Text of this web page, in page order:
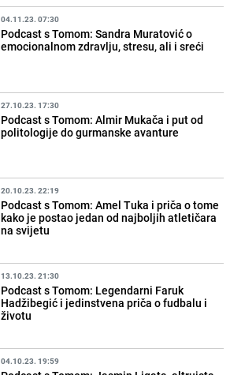
04.11.23. 07:30
Podcast s Tomom: Sandra Muratović o
emocionalnom zdravlju, stresu, ali i sreći
27.10.23. 17:30
Podcast s Tomom: Almir Mukača i put od
politologije do gurmanske avanture
20.10.23. 22:19
Podcast s Tomom: Amel Tuka i priča o tome
kako je postao jedan od najboljih atletičara
na svijetu
13.10.23. 21:30
Podcast s Tomom: Legendarni Faruk
Hadžibegić i jedinstvena priča o fudbalu i
životu
04.10.23. 19:59